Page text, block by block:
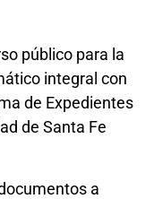
público para la
integral con
de Expedientes
de Santa Fe
a